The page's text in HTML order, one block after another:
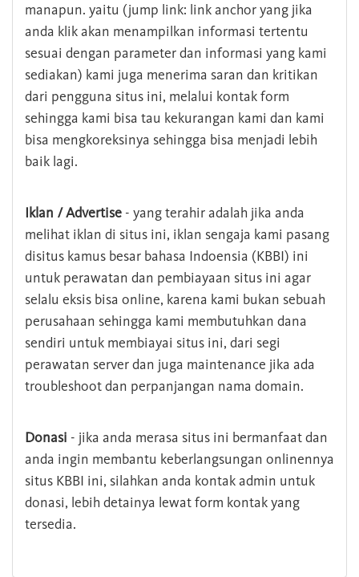
manapun. yaitu (jump link: link anchor yang jika
anda klik akan menampilkan informasi tertentu
sesuai dengan parameter dan informasi yang kami
sediakan) kami juga menerima saran dan kritikan
dari pengguna situs ini, melalui kontak form
sehingga kami bisa tau kekurangan kami dan kami
bisa mengkoreksinya sehingga bisa menjadi lebih
baik lagi.
Iklan / Advertise - yang terahir adalah jika anda
melihat iklan di situs ini, iklan sengaja kami pasang
disitus kamus besar bahasa Indoensia (KBBI) ini
untuk perawatan dan pembiayaan situs ini agar
selalu eksis bisa online, karena kami bukan sebuah
perusahaan sehingga kami membutuhkan dana
sendiri untuk membiayai situs ini, dari segi
perawatan server dan juga maintenance jika ada
troubleshoot dan perpanjangan nama domain.
Donasi - jika anda merasa situs ini bermanfaat dan
anda ingin membantu keberlangsungan onlinennya
situs KBBI ini, silahkan anda kontak admin untuk
donasi, lebih detainya lewat form kontak yang
tersedia.